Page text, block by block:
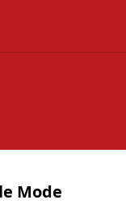
Mode